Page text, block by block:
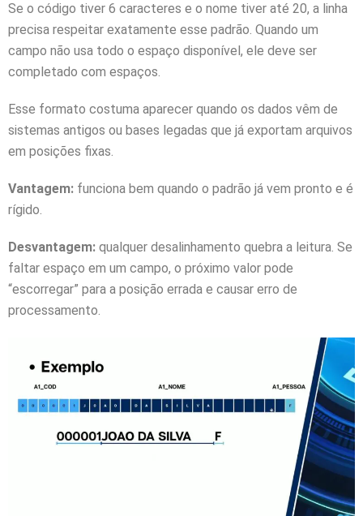
Se o código tiver 6 caracteres e o nome tiver até 20, a linha
precisa respeitar exatamente esse padrão. Quando um
campo não usa todo o espaço disponível, ele deve ser
completado com espaços.
Esse formato costuma aparecer quando os dados vêm de
sistemas antigos ou bases legadas que já exportam arquivos
em posições fixas.
Vantagem: funciona bem quando o padrão já vem pronto e é
rígido.
Desvantagem: qualquer desalinhamento quebra a leitura. Se
faltar espaço em um campo, o próximo valor pode
“escorregar” para a posição errada e causar erro de
processamento.